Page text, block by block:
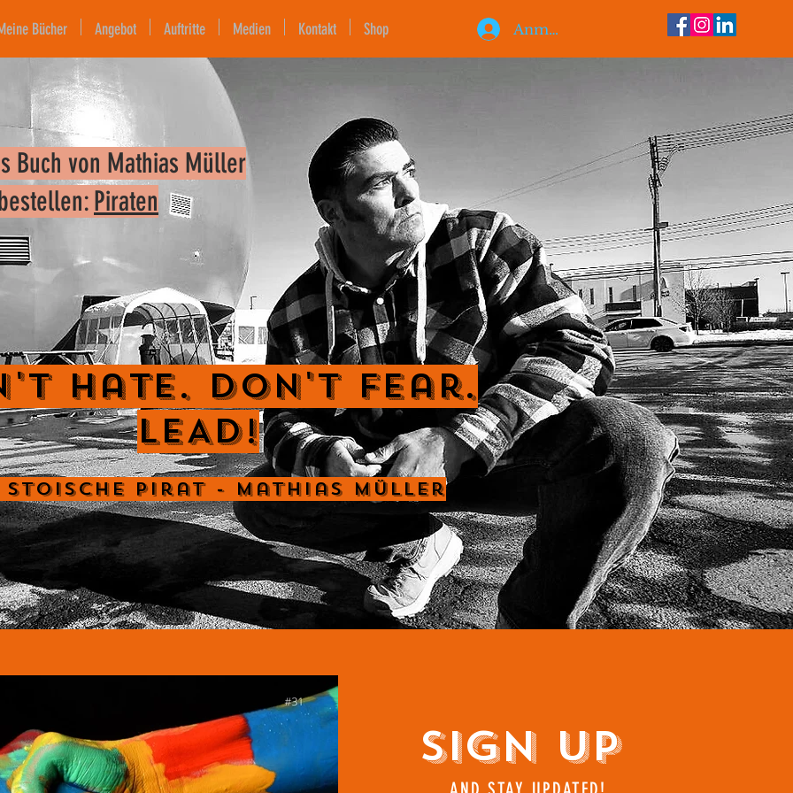
Anmelden
Buch von Mathias Müller
Piraten
Hate. Don't Fear.
LEAD!
Stoische Pirat - Mathias Müller
Sign Up
Bücher Angebot Auftritte Medien Kontakt Shop